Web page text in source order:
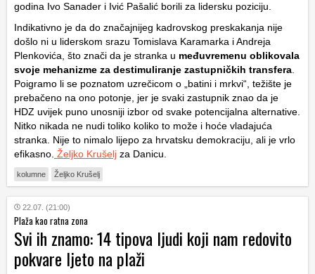
godina Ivo Sanader i Ivić Pašalić borili za lidersku poziciju.
Indikativno je da do značajnijeg kadrovskog preskakanja nije
došlo ni u liderskom srazu Tomislava Karamarka i Andreja
Plenkovića, što znači da je stranka u međuvremenu oblikovala
svoje mehanizme za destimuliranje zastupničkih transfera
Poigramo li se poznatom uzrečicom o „batini i mrkvi“, težište je
prebačeno na ono potonje, jer je svaki zastupnik znao da je
HDZ uvijek puno unosniji izbor od svake potencijalna alternative.
Nitko nikada ne nudi toliko koliko to može i hoće vladajuća
stranka. Nije to nimalo lijepo za hrvatsku demokraciju, ali je vrlo
efikasno. Željko Krušelj za Danicu.
kolumne Željko Krušelj
22.07. (21:00)
Plaža kao ratna zona
Svi ih znamo: 14 tipova ljudi koji nam redovito
pokvare ljeto na plaži